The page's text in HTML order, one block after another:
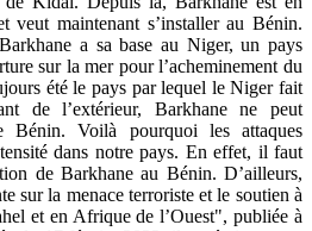
veut maintenant s’installer au Bénin.
a sa base au Niger, un pays
sur la mer pour l’acheminement du
été le pays par lequel le Niger fait
de l’extérieur, Barkhane ne peut
Voilà pourquoi les attaques
dans notre pays. En effet, il faut
de Barkhane au Bénin. D’ailleurs,
sur la menace terroriste et le soutien à
et en Afrique de l’Ouest", publiée à